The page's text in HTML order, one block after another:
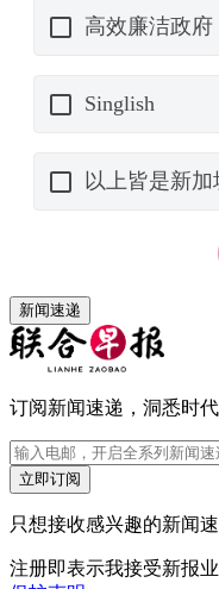
新闻速递
订阅新闻速递，洞悉时代
立即订阅
只想接收感兴趣的新闻
注册即表示我接受新报